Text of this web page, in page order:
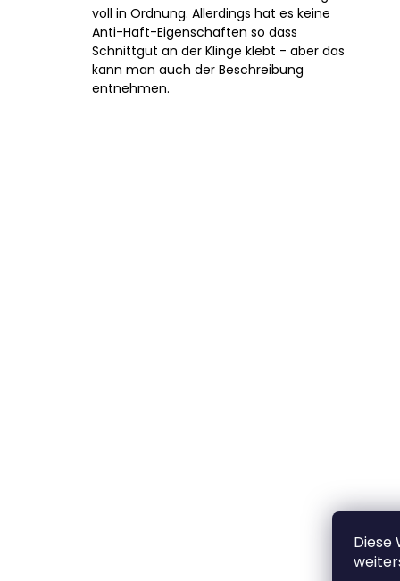
Diese
voll in Ordnung. Allerdings hat es keine
Anti-Haft-Eigenschaften so dass
Schnittgut an der Klinge klebt - aber das
kann man auch der Beschreibung
entnehmen.